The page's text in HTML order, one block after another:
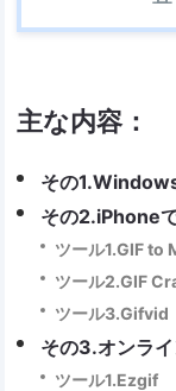
主な内容：
その
その2.iPhone
ツール1.GIF to
ツール2.GIF
ツール3.Gifvid
その3.オンラ
ツール1.Ezgif